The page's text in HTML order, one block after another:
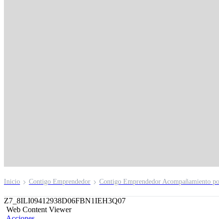
Inicio Contigo Emprendedor Contigo Emprendedor Acompañamiento
Z7_8ILI09412938D06FBN1IEH3Q07
Web Content Viewer